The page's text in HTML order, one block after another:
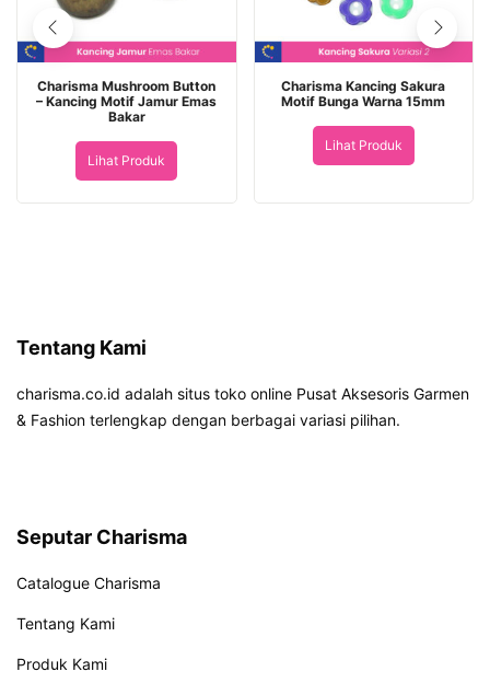
Charisma Mushroom Button
– Kancing Motif Jamur Emas
Bakar
Lihat Produk
Charisma Kancing Sakura
Motif Bunga Warna 15mm
Lihat Produk
Tentang Kami
charisma.co.id adalah situs toko online Pusat Aksesoris Garmen
& Fashion terlengkap dengan berbagai variasi pilihan.
Seputar Charisma
Catalogue Charisma
Tentang Kami
Produk Kami